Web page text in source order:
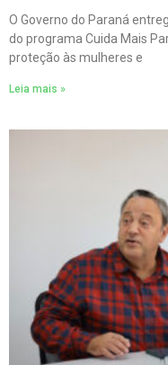
O Governo do Paraná
do programa Cuida Mais
proteção às mulheres e
Leia mais »